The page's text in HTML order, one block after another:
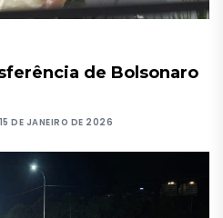
de Bolsonaro
DE JANEIRO DE 2026